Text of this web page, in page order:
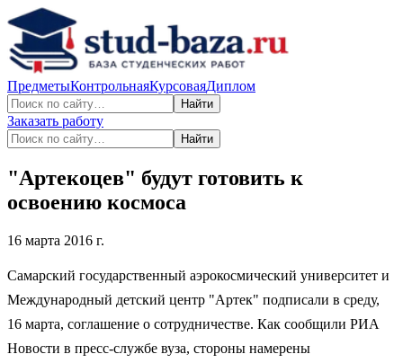
ПредметыКонтрольнаяКурсоваяДиплом
Найти
Заказать работу
Найти
"Артекоцев" будут готовить к
освоению космоса
16 марта 2016 г.
Самарский государственный аэрокосмический университет и
Международный детский центр "Артек" подписали в среду,
16 марта, соглашение о сотрудничестве. Как сообщили РИА
Новости в пресс-службе вуза, стороны намерены